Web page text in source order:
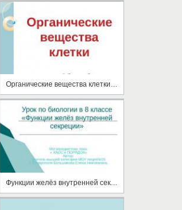
Функции желёз внутренней секреции